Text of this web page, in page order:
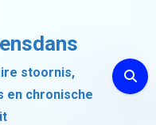
stoornis,
en chronische